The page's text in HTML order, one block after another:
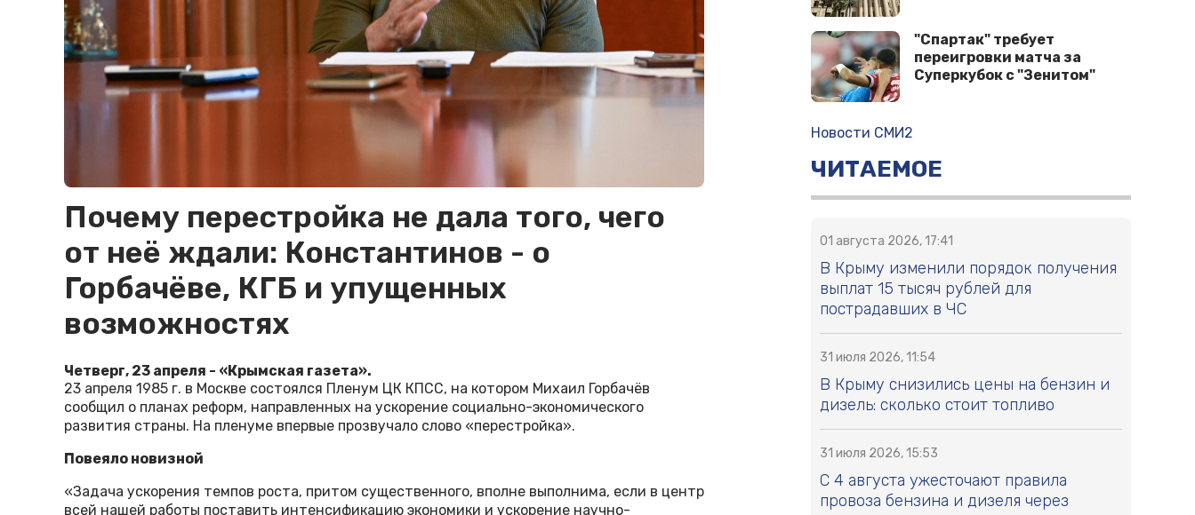
Почему перестройка не дала того, чего
от неё ждали: Константинов - о
Горбачёве, КГБ и упущенных
возможностях
Четверг, 23 апреля - «Крымская газета».
23 апреля 1985 г. в Москве состоялся Пленум ЦК КПСС, на котором Михаил Горбачёв
сообщил о планах реформ, направленных на ускорение социально-экономического
развития страны. На пленуме впервые прозвучало слово «перестройка».
Повеяло новизной
«Задача ускорения темпов роста, притом существенного, вполне выполнима, если в центр
всей нашей работы поставить интенсификацию экономики и ускорение научно-
"Спартак" требует
переигровки матча за
Суперкубок с "Зенитом"
Новости СМИ2
ЧИТАЕМОЕ
01 августа 2026, 17:41
В Крыму изменили порядок получения
выплат 15 тысяч рублей для
пострадавших в ЧС
31 июля 2026, 11:54
В Крыму снизились цены на бензин и
дизель: сколько стоит топливо
31 июля 2026, 15:53
С 4 августа ужесточают правила
провоза бензина и дизеля через